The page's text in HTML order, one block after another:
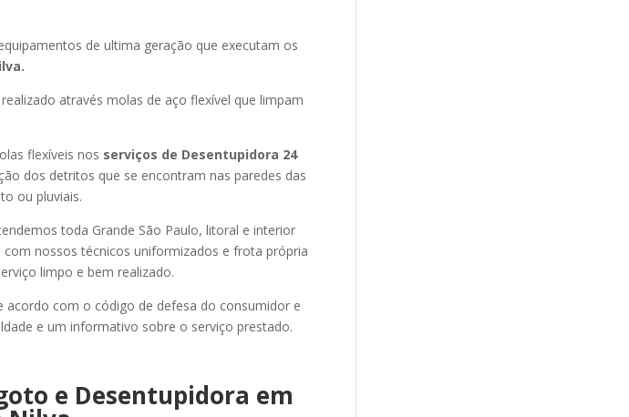
de ultima geração que executam os
realizado através molas de aço flexível que limpam
flexíveis nos serviços de Desentupidora 24
dos detritos que se encontram nas paredes das
ou pluviais.
toda Grande São Paulo, litoral e interior
nossos técnicos uniformizados e frota própria
limpo e bem realizado.
com o código de defesa do consumidor e
e um informativo sobre o serviço prestado.
e Desentupidora em